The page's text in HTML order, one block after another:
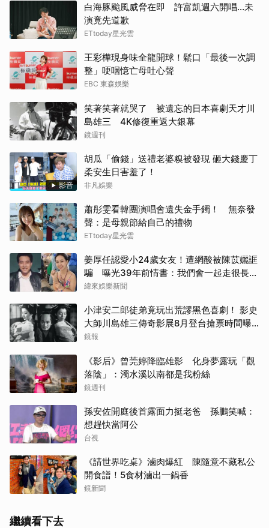
白海豚颱風威脅在即 許富凱週六開唱...未
演竟先道歉
ETtoday星光雲
王彩樺現身味全龍開球！鬆口「最後一次調
整」哽咽憶亡母吐心聲
EBC 東森娛樂
笑著笑著就哭了 被遺忘的日本喜劇天才川
島雄三 4K修復重返大銀幕
鏡週刊
影音
胡瓜「偷錢」送禮老婆糗被發現 砸大錢慶丁
柔安生日害羞了！
非凡娛樂
蕭彤雯看韓團演唱會遺失金手鐲！ 無奈發
聲：是母親節給自己的禮物
ETtoday星光雲
姜厚任認愛小24歲女友！遭網酸被陳苡孋誆
騙 曝光39年前情書：我們會一起走很長的
路
緯來娛樂新聞
小津安二郎徒弟竟玩出荒謬黑色喜劇！ 影史
大師川島雄三傳奇影展8月登台搶票時間曝
光
鏡報
《影后》曾莞婷降臨雄影 化身夢露玩「觀
落陰」：濁水溪以南都是我粉絲
鏡週刊
孫安佐開庭後首露面力挺老爸 孫鵬笑喊：
想趕快當阿公
台視
《請世界吃桌》滷肉爆紅 陳隨意不藏私公
開食譜！5食材滷出一鍋香
鏡新聞
繼續看下去